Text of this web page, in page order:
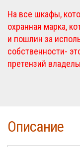
На все шкафы,
охранная марка,
и пошлин за
собственности-
претензий
Описание